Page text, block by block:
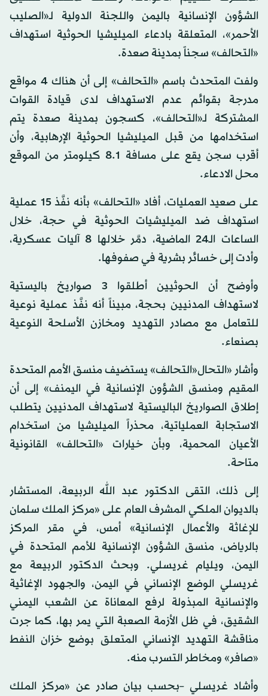
الشؤون الإنسانية باليمن واللجنة الدولية لـ«الصليب
الأحمر»، المتعلقة بادعاء الميليشيا الحوثية استهداف
«التحالف» سجناً بمدينة صعدة.
ولفت المتحدث باسم «التحالف» إلى أن هناك 4 مواقع
مدرجة بقوائم عدم الاستهداف لدى قيادة القوات
المشتركة لـ«التحالف»، كسجون بمدينة صعدة يتم
استخدامها من قبل الميليشيا الحوثية الإرهابية، وأن
أقرب سجن يقع على مسافة 8.1 كيلومتر من الموقع
محل الادعاء.
على صعيد العمليات، أفاد «التحالف» بأنه نفَّذ 15 عملية
استهداف ضد الميليشيات الحوثية في حجة، خلال
الساعات الـ24 الماضية، دمَّر خلالها 8 آليات عسكرية،
وأدت إلى خسائر بشرية في صفوفها.
وأوضح أن الحوثيين أطلقوا 3 صواريخ باليستية
لاستهداف المدنيين بحجة، مبيناً أنه نفَّذ عملية نوعية
للتعامل مع مصادر التهديد ومخازن الأسلحة النوعية
بصنعاء.
وأشار «التحال«التحالف» يستضيف منسق الأمم المتحدة
المقيم ومنسق الشؤون الإنسانية في اليمنف» إلى أن
إطلاق الصواريخ الباليستية لاستهداف المدنيين يتطلب
الاستجابة العملياتية، محذراً الميليشيا من استخدام
الأعيان المحمية، وبأن خيارات «التحالف» القانونية
متاحة.
إلى ذلك، التقى الدكتور عبد الله الربيعة، المستشار
بالديوان الملكي المشرف العام على «مركز الملك سلمان
للإغاثة والأعمال الإنسانية» أمس، في مقر المركز
بالرياض، منسق الشؤون الإنسانية للأمم المتحدة في
اليمن، ويليام غريسلي. وبحث الدكتور الربيعة مع
غريسلي الوضع الإنساني في اليمن، والجهود الإغاثية
والإنسانية المبذولة لرفع المعاناة عن الشعب اليمني
الشقيق، في ظل الأزمة الصعبة التي يمر بها، كما جرت
مناقشة التهديد الإنساني المتعلق بوضع خزان النفط
«صافر» ومخاطر التسرب منه.
وأشاد غريسلي –بحسب بيان صادر عن «مركز الملك